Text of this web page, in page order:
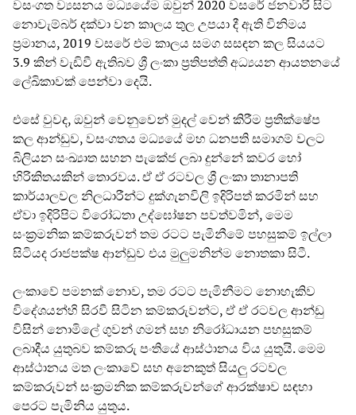
වසංගත ව්‍යසනය මධ්‍යයේම ඔවුන් 2020 වසරේ ජනවාරි සිට
නොවැම්බර් දක්වා වන කාලය තුල උපයා දී ඇති විනිමය
ප්‍රමානය, 2019 වසරේ එම කාලය සමග සසඳන කල සියයට
3.9 කින් වැඩිවී ඇතිබව ශ්‍රී ලංකා ප්‍රතිපත්ති අධ්‍යයන ආයතනයේ
ලේඛිකාවක් පෙන්වා දෙයි.
එසේ වුවද, ඔවුන් වෙනුවෙන් මුදල් වෙන් කිරීම ප්‍රතික්ෂේප
කල ආන්ඩුව, වසංගතය මධ්‍යයේ මහ ධනපති සමාගම් වලට
බිලියන සංඛ්‍යාත සහන පැකේජ ලබා දුන්නේ කවර හෝ
හිරිකිතයකින් තොරවය. ඒ ඒ රටවල ශ්‍රී ලංකා තානාපති
කාර්යාලවල නිලධාරීන්ට දුක්ගැනවිලි ඉදිරිපත් කරමින් සහ
ඒවා ඉදිරිපිට විරෝධතා උද්ඝෝෂන පවත්වමින්, මෙම
සංක්‍රමනික කම්කරුවන් තම රටට පැමිනීමේ පහසුකම් ඉල්ලා
සිටියද රාජපක්ෂ ආන්ඩුව එය මුලුමනින්ම නොතකා සිටී.
ලංකාවේ පමනක් නොව, තම රටට පැමිනීමට නොහැකිව
විදේශයන්හි සිරවී සිටින කම්කරුවන්ට, ඒ ඒ රටවල ආන්ඩු
විසින් නොමිලේ ගුවන් ගමන් සහ නිරෝධායන පහසුකම්
ලබාදීය යුතුබව කම්කරු පංතියේ ආස්ථානය විය යුතුයි. මෙම
ආස්ථානය මත ලංකාවේ සහ අනෙකුත් සියලු රටවල
කම්කරුවන් සංක්‍රමනික කම්කරුවන්ගේ ආරක්ෂාව සඳහා
පෙරට පැමිනිය යුතුය.